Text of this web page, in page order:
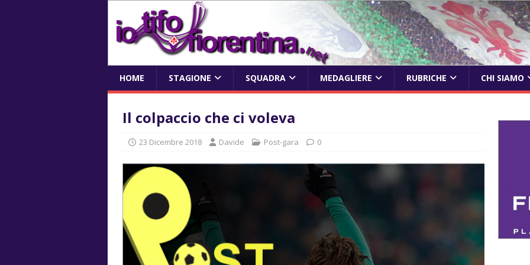
HOME STAGIONE SQUADRA MEDAGLIERE RUBRICHE CHI SIAMO
Il colpaccio che ci voleva
23 Dicembre 2018 Davide Post-gara 0